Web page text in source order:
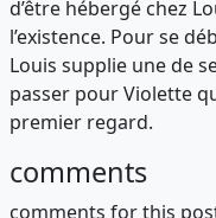
d’être hébergé chez
l’existence. Pour se
Louis supplie une de
passer pour Violette
premier regard.
comments
comments for this